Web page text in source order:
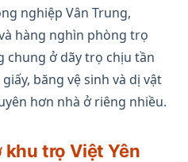
nghiệp Vân Trung,
hàng nghìn phòng trọ
chung ở dãy trọ chịu tần
băng vệ sinh và dị vật
hơn nhà ở riêng nhiều.
khu trọ Việt Yên